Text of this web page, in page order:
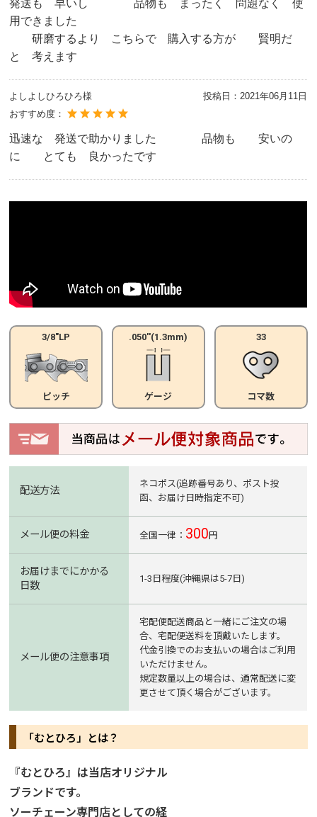
発送も 早いし 品物も まったく 問題なく 使
用できました
研磨するより こちらで 購入する方が 賢明だ
と 考えます
よしよしひろひろ様 投稿日： 2021年06月11日
おすすめ度：
迅速な 発送で助かりました 品物も 安いの
に とても 良かったです
3/8"LP
ピッチ
.050''(1.3mm)
ゲージ
33
コマ数
配送方法
ネコポス(追跡番号あり、ポスト投
函、お届け日時指定不可)
メール便の料金 全国一律： 300円
お届けまでにかかる
日数
1-3日程度(沖縄県は5-7日)
メール便の注意事項
宅配便配送商品と一緒にご注文の場
合、宅配便送料を頂戴いたします。
代金引換でのお支払いの場合はご利用
いただけません。
規定数量以上の場合は、通常配送に変
更させて頂く場合がございます。
「むとひろ」とは？
『むとひろ』は当店オリジナル
ブランドです。
ソーチェーン専門店としての経